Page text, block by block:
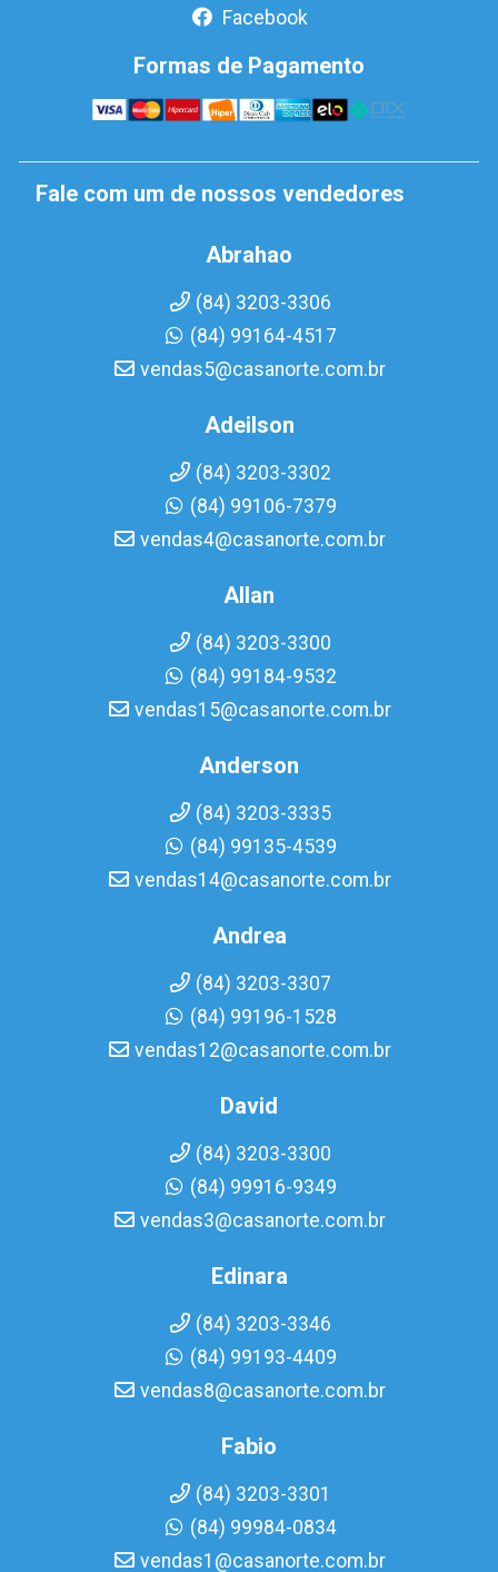
Facebook
Formas de Pagamento
Fale com um de nossos vendedores
Abrahao
(84) 3203-3306
(84) 99164-4517
vendas5@casanorte.com.br
Adeilson
(84) 3203-3302
(84) 99106-7379
vendas4@casanorte.com.br
Allan
(84) 3203-3300
(84) 99184-9532
vendas15@casanorte.com.br
Anderson
(84) 3203-3335
(84) 99135-4539
vendas14@casanorte.com.br
Andrea
(84) 3203-3307
(84) 99196-1528
vendas12@casanorte.com.br
David
(84) 3203-3300
(84) 99916-9349
vendas3@casanorte.com.br
Edinara
(84) 3203-3346
(84) 99193-4409
vendas8@casanorte.com.br
Fabio
(84) 3203-3301
(84) 99984-0834
vendas1@casanorte.com.br